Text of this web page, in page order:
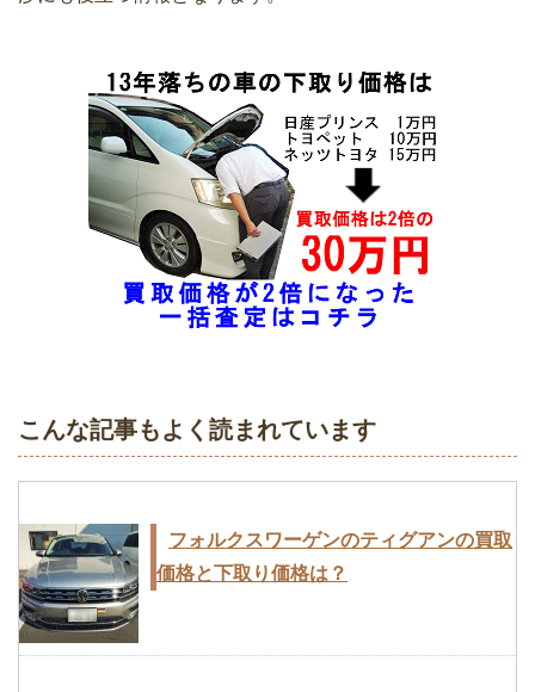
こんな記事もよく読まれています
フォルクスワーゲンのティグアンの買取
価格と下取り価格は？